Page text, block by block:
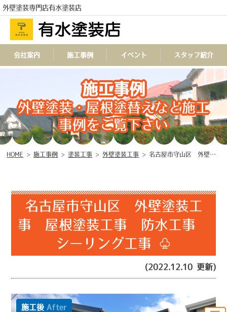
外壁塗装専門店有水塗装店
TEL
会社案内 施工事例 イベント スタッフ紹介
施工事例
外壁塗装・屋根塗替えなど施工
事例をご覧下さい
HOME > 施工事例 > 塗装工事 >外壁塗装工事 >名古屋市守山区 外壁塗装工事 屋根塗装工事 防水工事 シーリング工事 ♧
名古屋市守山区 外壁塗装工
事 屋根塗装工事 防水工事
シーリング工事 ♧
(2022.12.10 更新)
施工後 After